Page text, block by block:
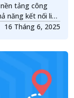
tảng công
năng kết nối liên
xem là cấu
16 Tháng 6, 2025